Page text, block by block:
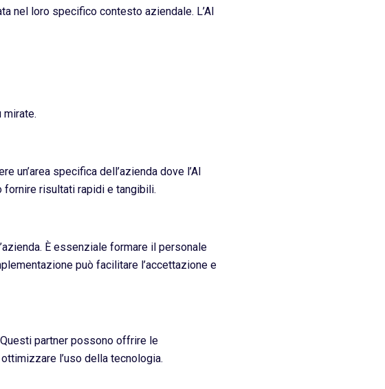
nel loro specifico contesto aziendale. L’AI
mirate.
un’area specifica dell’azienda dove l’AI
fornire risultati rapidi e tangibili.
È essenziale formare il personale
può facilitare l’accettazione e
partner possono offrire le
l’uso della tecnologia.